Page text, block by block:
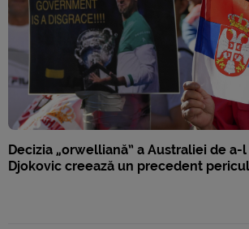
Decizia „orwelliană” a Australiei de
Djokovic creează un precedent